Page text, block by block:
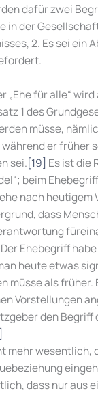
dafür zwei
in der
2. Es sei ein
„Ehe für alle“
1 des
müsse,
während er früher
sei.[19] Es ist die
beim
nach heutigem
dass
Der Ehebegriff
heute etwas
müsse als früher.
Vorstellungen
den Begriff
mehr wesentlich,
dass nur aus